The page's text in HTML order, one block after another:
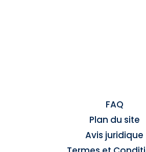
FAQ
Plan du site
Avis juridique